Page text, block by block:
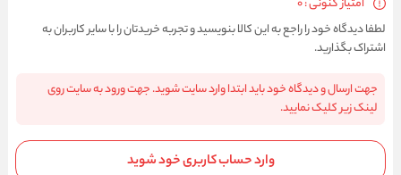
امتیاز کنونی : 0
لطفا دیدگاه خود را راجع به این کالا بنویسید و تجربه خریدتان را با سایر کاربران به
اشتراک بگذارید.
جهت ارسال و دیدگاه خود باید ابتدا وارد سایت شوید. جهت ورود به سایت روی
لینک زیر کلیک نمایید.
وارد حساب کاربری خود شوید